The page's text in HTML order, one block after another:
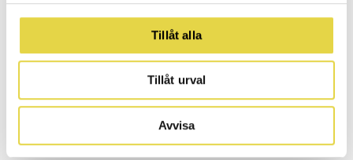
Tillåt alla
Tillåt urval
Avvisa
2024-08-23 | 1 min lästid
Spännande tillskott till
Stjärnkliniken – Nidal Awad
2023-12-29 | 1 min lästid